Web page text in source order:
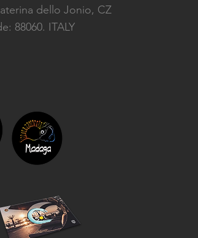
dello Jonio, CZ
88060. ITALY